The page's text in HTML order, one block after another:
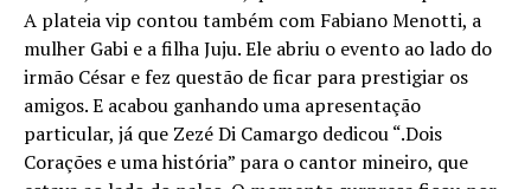
A plateia vip contou também com Fabiano Menotti, a
mulher Gabi e a filha Juju. Ele abriu o evento ao lado do
irmão César e fez questão de ficar para prestigiar os
amigos. E acabou ganhando uma apresentação
particular, já que Zezé Di Camargo dedicou “.Dois
Corações e uma história” para o cantor mineiro, que